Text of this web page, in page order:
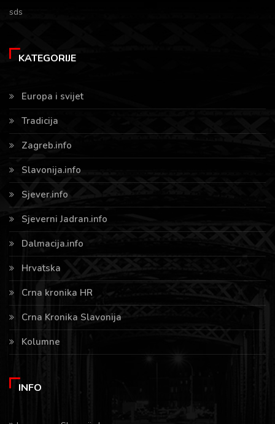
sds
KATEGORIJE
Europa i svijet
Tradicija
Zagreb.info
Slavonija.info
Sjever.info
Sjeverni Jadran.info
Dalmacija.info
Hrvatska
Crna kronika HR
Crna Kronika Slavonija
Kolumne
INFO